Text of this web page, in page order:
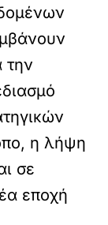
την
η λήψη
σε
εποχή